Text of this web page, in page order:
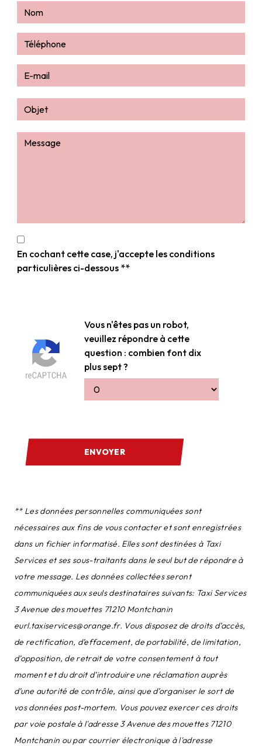
En cochant cette case, j'accepte les conditions
particulières ci-dessous **
Vous n'êtes pas un robot,
veuillez répondre à cette
question : combien font dix
plus sept ?
ENVOYER
** Les données personnelles communiquées sont
nécessaires aux fins de vous contacter et sont enregistrées
dans un fichier informatisé. Elles sont destinées à Taxi
Services et ses sous-traitants dans le seul but de répondre à
votre message. Les données collectées seront
communiquées aux seuls destinataires suivants: Taxi Services
3 Avenue des mouettes 71210 Montchanin
eurl.taxiservices@orange.fr. Vous disposez de droits d’accès,
de rectification, d’effacement, de portabilité, de limitation,
d’opposition, de retrait de votre consentement à tout
moment et du droit d’introduire une réclamation auprès
d’une autorité de contrôle, ainsi que d’organiser le sort de
vos données post-mortem. Vous pouvez exercer ces droits
par voie postale à l'adresse 3 Avenue des mouettes 71210
Montchanin ou par courrier électronique à l'adresse